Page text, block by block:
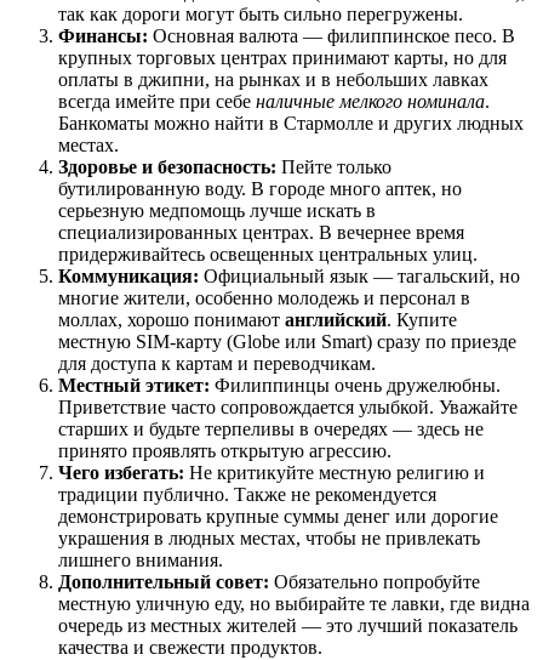
так как дороги могут быть сильно перегружены.
Финансы: Основная валюта — филиппинское песо. В
крупных торговых центрах принимают карты, но для
оплаты в джипни, на рынках и в небольших лавках
всегда имейте при себе наличные мелкого номинала.
Банкоматы можно найти в Стармолле и других людных
местах.
Здоровье и безопасность: Пейте только
бутилированную воду. В городе много аптек, но
серьезную медпомощь лучше искать в
специализированных центрах. В вечернее время
придерживайтесь освещенных центральных улиц.
Коммуникация: Официальный язык — тагальский, но
многие жители, особенно молодежь и персонал в
моллах, хорошо понимают английский. Купите
местную SIM-карту (Globe или Smart) сразу по приезде
для доступа к картам и переводчикам.
Местный этикет: Филиппинцы очень дружелюбны.
Приветствие часто сопровождается улыбкой. Уважайте
старших и будьте терпеливы в очередях — здесь не
принято проявлять открытую агрессию.
Чего избегать: Не критикуйте местную религию и
традиции публично. Также не рекомендуется
демонстрировать крупные суммы денег или дорогие
украшения в людных местах, чтобы не привлекать
лишнего внимания.
Дополнительный совет: Обязательно попробуйте
местную уличную еду, но выбирайте те лавки, где видна
очередь из местных жителей — это лучший показатель
качества и свежести продуктов.